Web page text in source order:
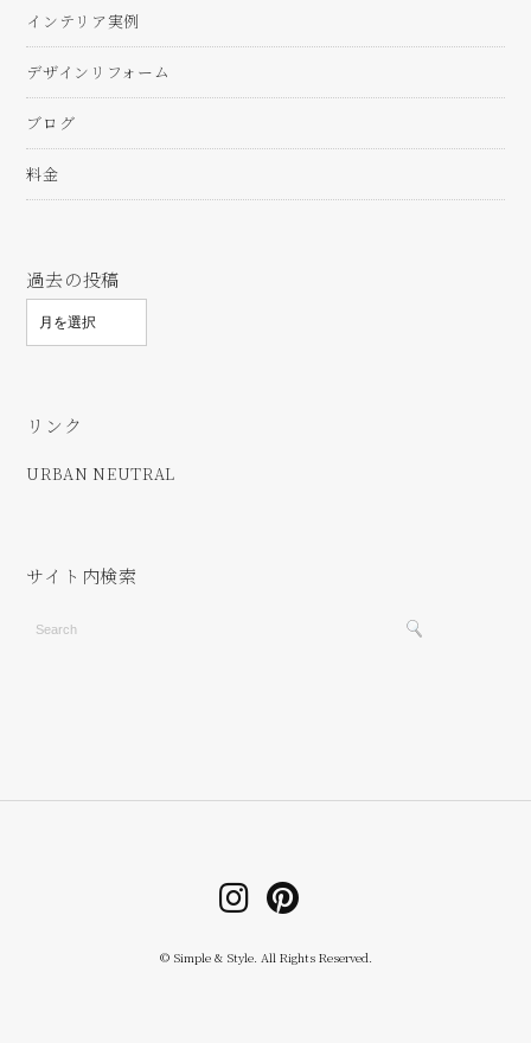
インテリア実例
デザインリフォーム
ブログ
料金
過去の投稿
リンク
URBAN NEUTRAL
サイト内検索
© Simple & Style. All Rights Reserved.